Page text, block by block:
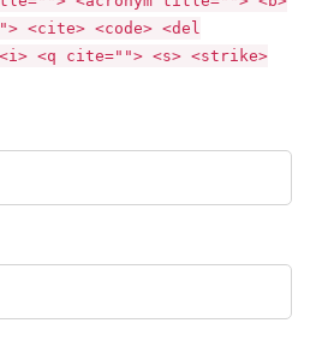
<cite> <code> <del
<i> <q cite=""> <s> <strike>